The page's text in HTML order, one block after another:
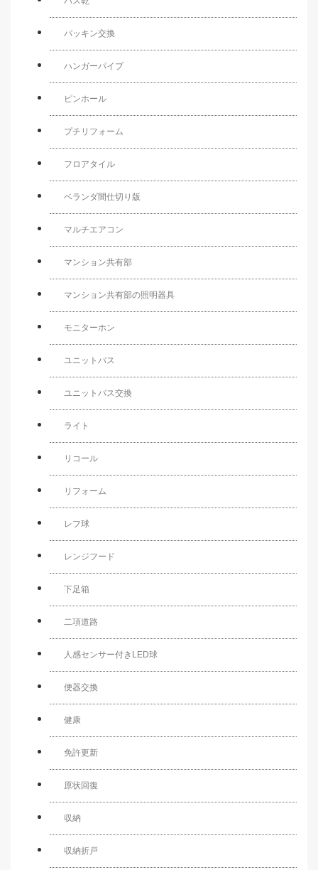
パッキン交換
ハンガーパイプ
ピンホール
プチリフォーム
フロアタイル
ベランダ間仕切り版
マルチエアコン
マンション共有部
マンション共有部の照明器具
モニターホン
ユニットバス
ユニットバス交換
ライト
リコール
リフォーム
レフ球
レンジフード
下足箱
二項道路
人感センサー付きLED球
便器交換
健康
免許更新
原状回復
収納
収納折戸